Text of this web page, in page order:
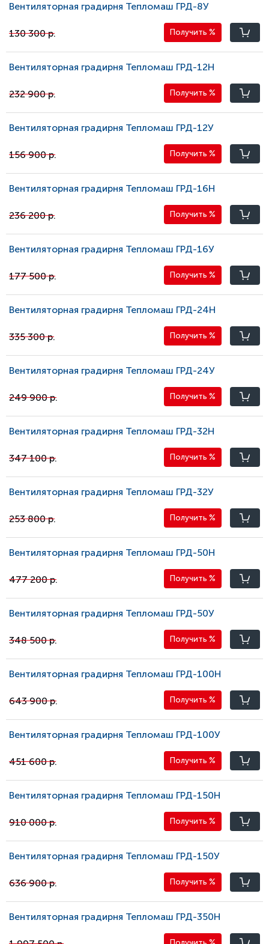
Вентиляторная градирня Тепломаш ГРД-8У
130 300 р. Получить %
Вентиляторная градирня Тепломаш ГРД-12Н
232 900 р. Получить %
Вентиляторная градирня Тепломаш ГРД-12У
156 900 р. Получить %
Вентиляторная градирня Тепломаш ГРД-16Н
236 200 р. Получить %
Вентиляторная градирня Тепломаш ГРД-16У
177 500 р. Получить %
Вентиляторная градирня Тепломаш ГРД-24Н
335 300 р. Получить %
Вентиляторная градирня Тепломаш ГРД-24У
249 900 р. Получить %
Вентиляторная градирня Тепломаш ГРД-32Н
347 100 р. Получить %
Вентиляторная градирня Тепломаш ГРД-32У
253 800 р. Получить %
Вентиляторная градирня Тепломаш ГРД-50Н
477 200 р. Получить %
Вентиляторная градирня Тепломаш ГРД-50У
348 500 р. Получить %
Вентиляторная градирня Тепломаш ГРД-100Н
643 900 р. Получить %
Вентиляторная градирня Тепломаш ГРД-100У
451 600 р. Получить %
Вентиляторная градирня Тепломаш ГРД-150Н
910 000 р. Получить %
Вентиляторная градирня Тепломаш ГРД-150У
636 900 р. Получить %
Вентиляторная градирня Тепломаш ГРД-350Н